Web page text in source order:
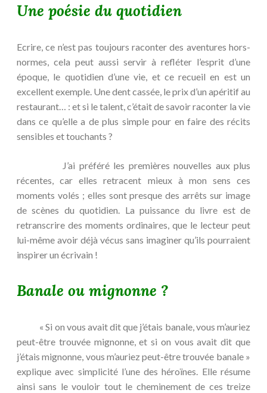
Une poésie du quotidien
Ecrire, ce n’est pas toujours raconter des aventures hors-
normes, cela peut aussi servir à refléter l’esprit d’une
époque, le quotidien d’une vie, et ce recueil en est un
excellent exemple. Une dent cassée, le prix d’un apéritif au
restaurant… : et si le talent, c’était de savoir raconter la vie
dans ce qu’elle a de plus simple pour en faire des récits
sensibles et touchants ?
J’ai préféré les premières nouvelles aux plus
récentes, car elles retracent mieux à mon sens ces
moments volés ; elles sont presque des arrêts sur image
de scènes du quotidien. La puissance du livre est de
retranscrire des moments ordinaires, que le lecteur peut
lui-même avoir déjà vécus sans imaginer qu’ils pourraient
inspirer un écrivain !
Banale ou mignonne ?
« Si on vous avait dit que j’étais banale, vous m’auriez
peut-être trouvée mignonne, et si on vous avait dit que
j’étais mignonne, vous m’auriez peut-être trouvée banale »
explique avec simplicité l’une des héroïnes. Elle résume
ainsi sans le vouloir tout le cheminement de ces treize